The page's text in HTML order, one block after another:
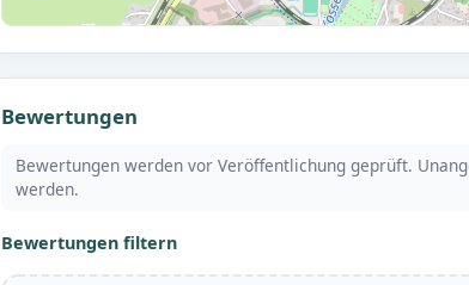
Bewertungen
Bewertungen werden vor Veröffentlichung geprüft.
werden.
Bewertungen filtern